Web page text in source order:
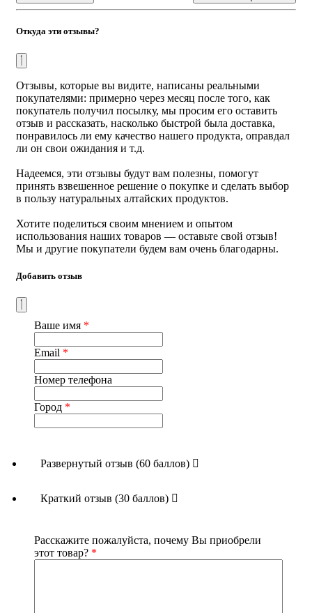
время еды.1 баночкихватает на5 дней приема.
приема - 1 месяц. При необходимоти приём можно
допускается образование осадка.
Противопоказания: индивидуальная непереносимость
компонентов, беременность, кормление грудью,
сахарный диабет.
Объем:200 мл
Срок годности:2 года
Условия хранения:хранить при температуре от 0 до
+25 ℃ и относительной влажности воздуха не более 75%.
вскрытую упаковку рекомендуется хранить в
холодильнике. не использовать по истечении срока
годности, указанного на упаковке.
Страна производства: Россия
Откуда эти отзывы?
Отзывы, которые вы видите, написаны реальными
покупателями: примерно через месяц после того, как
покупатель получил посылку, мы просим его оставить
отзыв и рассказать, насколько быстрой была доставка,
понравилось ли ему качество нашего продукта, оправдал
ли он свои ожидания и т.д.
Надеемся, эти отзывы будут вам полезны, помогут
принять взвешенное решение о покупке и сделать выбор
в пользу натуральных алтайских продуктов.
Хотите поделиться своим мнением и опытом
использования наших товаров — оставьте свой отзыв!
Мы и другие покупатели будем вам очень благодарны.
Добавить отзыв
Ваше имя *
Email *
Номер телефона
Город *
Развернутый отзыв (60 баллов)
Краткий отзыв (30 баллов)
Расскажите пожалуйста, почему Вы приобрели
этот товар? *